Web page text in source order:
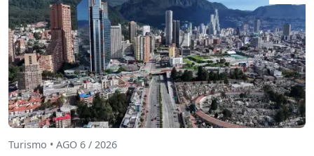
Turismo • AGO 6 / 2026